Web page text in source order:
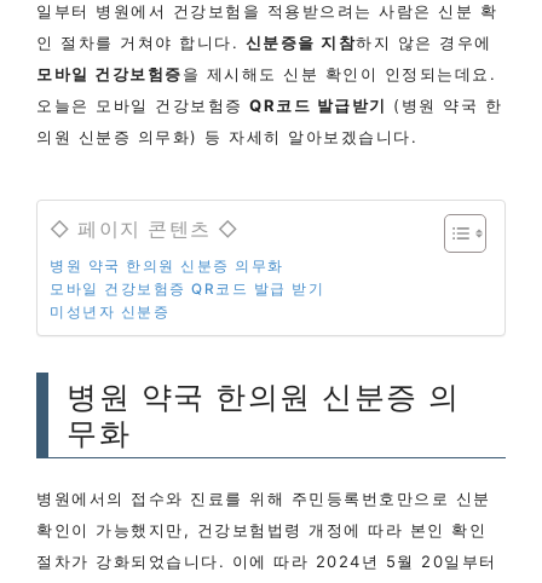
일부터 병원에서 건강보험을 적용받으려는 사람은 신분 확
인 절차를 거쳐야 합니다. 신분증을 지참하지 않은 경우에
모바일 건강보험증을 제시해도 신분 확인이 인정되는데요.
오늘은 모바일 건강보험증 QR코드 발급받기 (병원 약국 한
의원 신분증 의무화) 등 자세히 알아보겠습니다.
◇ 페이지 콘텐츠 ◇
병원 약국 한의원 신분증 의무화
모바일 건강보험증 QR코드 발급 받기
미성년자 신분증
병원 약국 한의원 신분증 의
무화
병원에서의 접수와 진료를 위해 주민등록번호만으로 신분
확인이 가능했지만, 건강보험법령 개정에 따라 본인 확인
절차가 강화되었습니다. 이에 따라 2024년 5월 20일부터